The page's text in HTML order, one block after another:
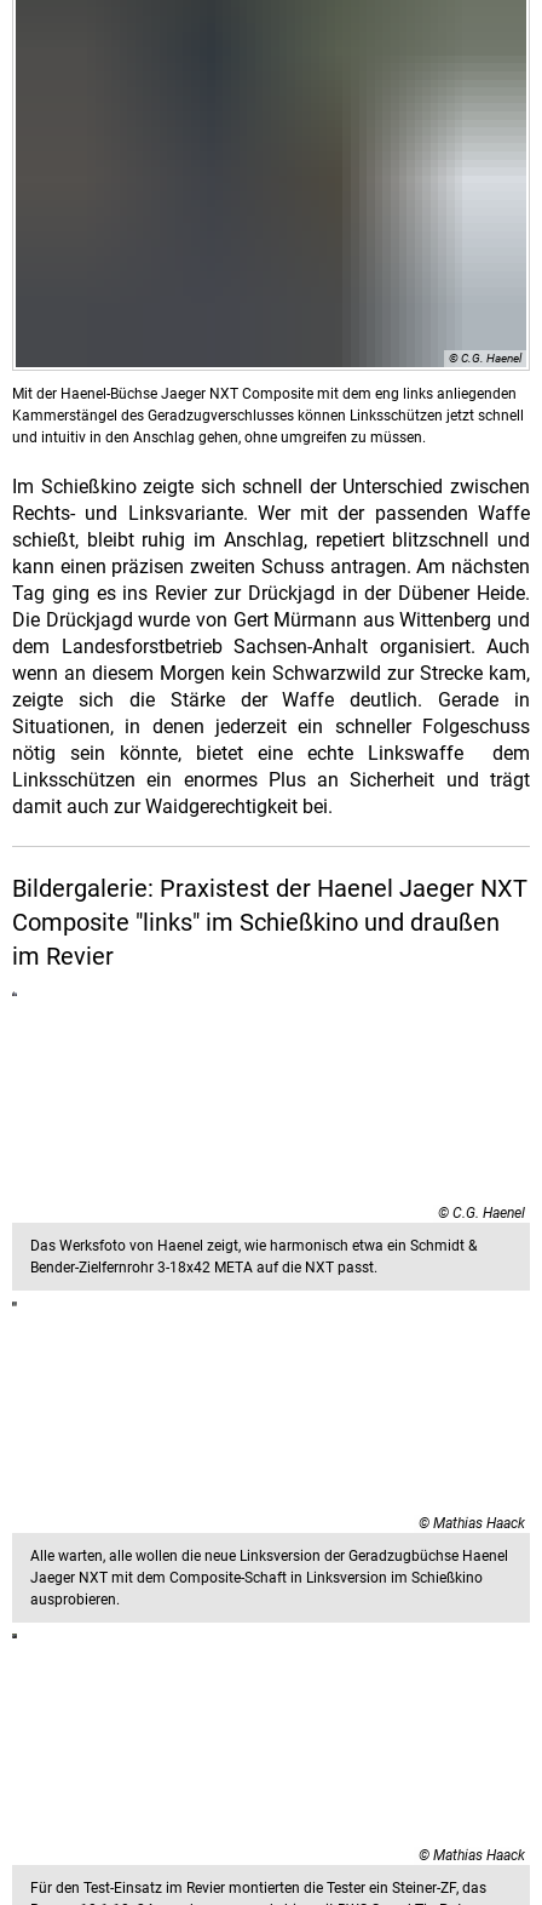
© C.G. Haenel
Mit der Haenel-Büchse Jaeger NXT Composite mit dem eng links anliegenden
Kammerstängel des Geradzugverschlusses können Linksschützen jetzt schnell
und intuitiv in den Anschlag gehen, ohne umgreifen zu müssen.
Im Schießkino zeigte sich schnell der Unterschied zwischen
Rechts- und Linksvariante. Wer mit der passenden Waffe
schießt, bleibt ruhig im Anschlag, repetiert blitzschnell und
kann einen präzisen zweiten Schuss antragen. Am nächsten
Tag ging es ins Revier zur Drückjagd in der Dübener Heide.
Die Drückjagd wurde von Gert Mürmann aus Wittenberg und
dem Landesforstbetrieb Sachsen-Anhalt organisiert. Auch
wenn an diesem Morgen kein Schwarzwild zur Strecke kam,
zeigte sich die Stärke der Waffe deutlich. Gerade in
Situationen, in denen jederzeit ein schneller Folgeschuss
nötig sein könnte, bietet eine echte Linkswaffe dem
Linksschützen ein enormes Plus an Sicherheit und trägt
damit auch zur Waidgerechtigkeit bei.
Bildergalerie: Praxistest der Haenel Jaeger NXT
Composite "links" im Schießkino und draußen
im Revier
© C.G. Haenel
Das Werksfoto von Haenel zeigt, wie harmonisch etwa ein Schmidt &
Bender-Zielfernrohr 3-18x42 META auf die NXT passt.
© Mathias Haack
Alle warten, alle wollen die neue Linksversion der Geradzugbüchse Haenel
Jaeger NXT mit dem Composite-Schaft in Linksversion im Schießkino
ausprobieren.
© Mathias Haack
Für den Test-Einsatz im Revier montierten die Tester ein Steiner-ZF, das